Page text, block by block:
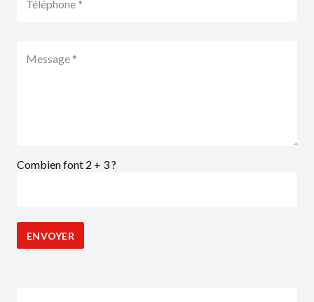
Combien font 2 + 3 ?